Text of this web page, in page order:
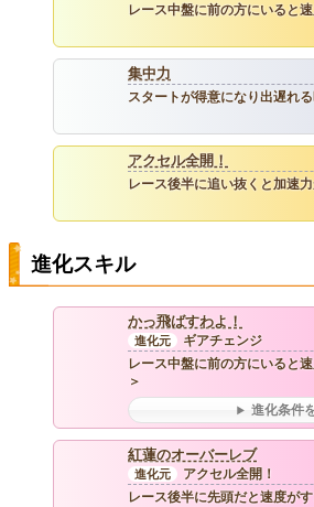
レース中盤に前の方にいると
集中力
スタートが得意になり出遅れ
アクセル全開！
レース後半に追い抜くと加速
進化スキル
かっ飛ばすわよ！
ギアチェンジ
レース中盤に前の方にいると
＞
進化条件
紅蓮のオーバーレブ
アクセル全開！
レース後半に先頭だと速度が